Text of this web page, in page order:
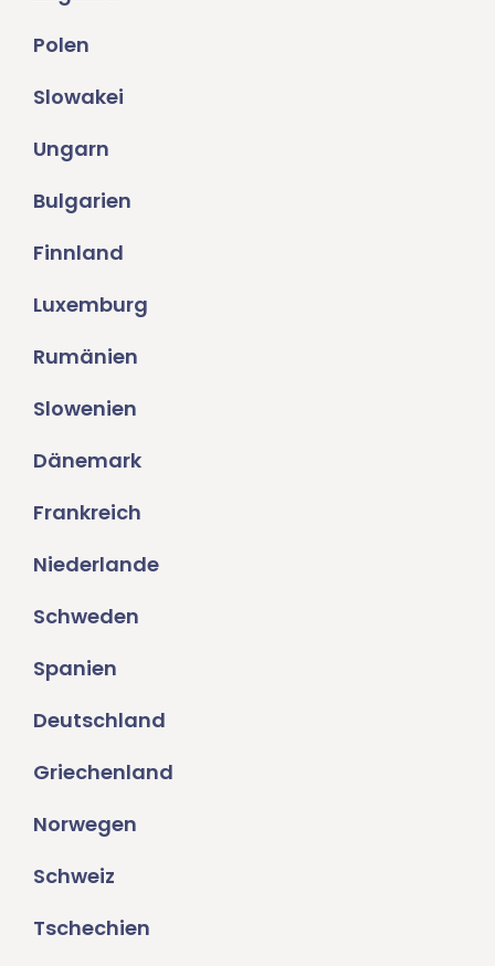
Polen
Slowakei
Ungarn
Bulgarien
Finnland
Luxemburg
Rumänien
Slowenien
Dänemark
Frankreich
Niederlande
Schweden
Spanien
Deutschland
Griechenland
Norwegen
Schweiz
Tschechien